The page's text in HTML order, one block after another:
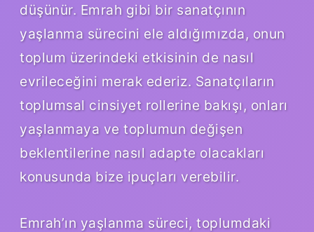
düşünür. Emrah gibi bir sanatçının
yaşlanma sürecini ele aldığımızda, onun
toplum üzerindeki etkisinin de nasıl
evrileceğini merak ederiz. Sanatçıların
toplumsal cinsiyet rollerine bakışı, onları
yaşlanmaya ve toplumun değişen
beklentilerine nasıl adapte olacakları
konusunda bize ipuçları verebilir.
Emrah’ın yaşlanma süreci, toplumdaki